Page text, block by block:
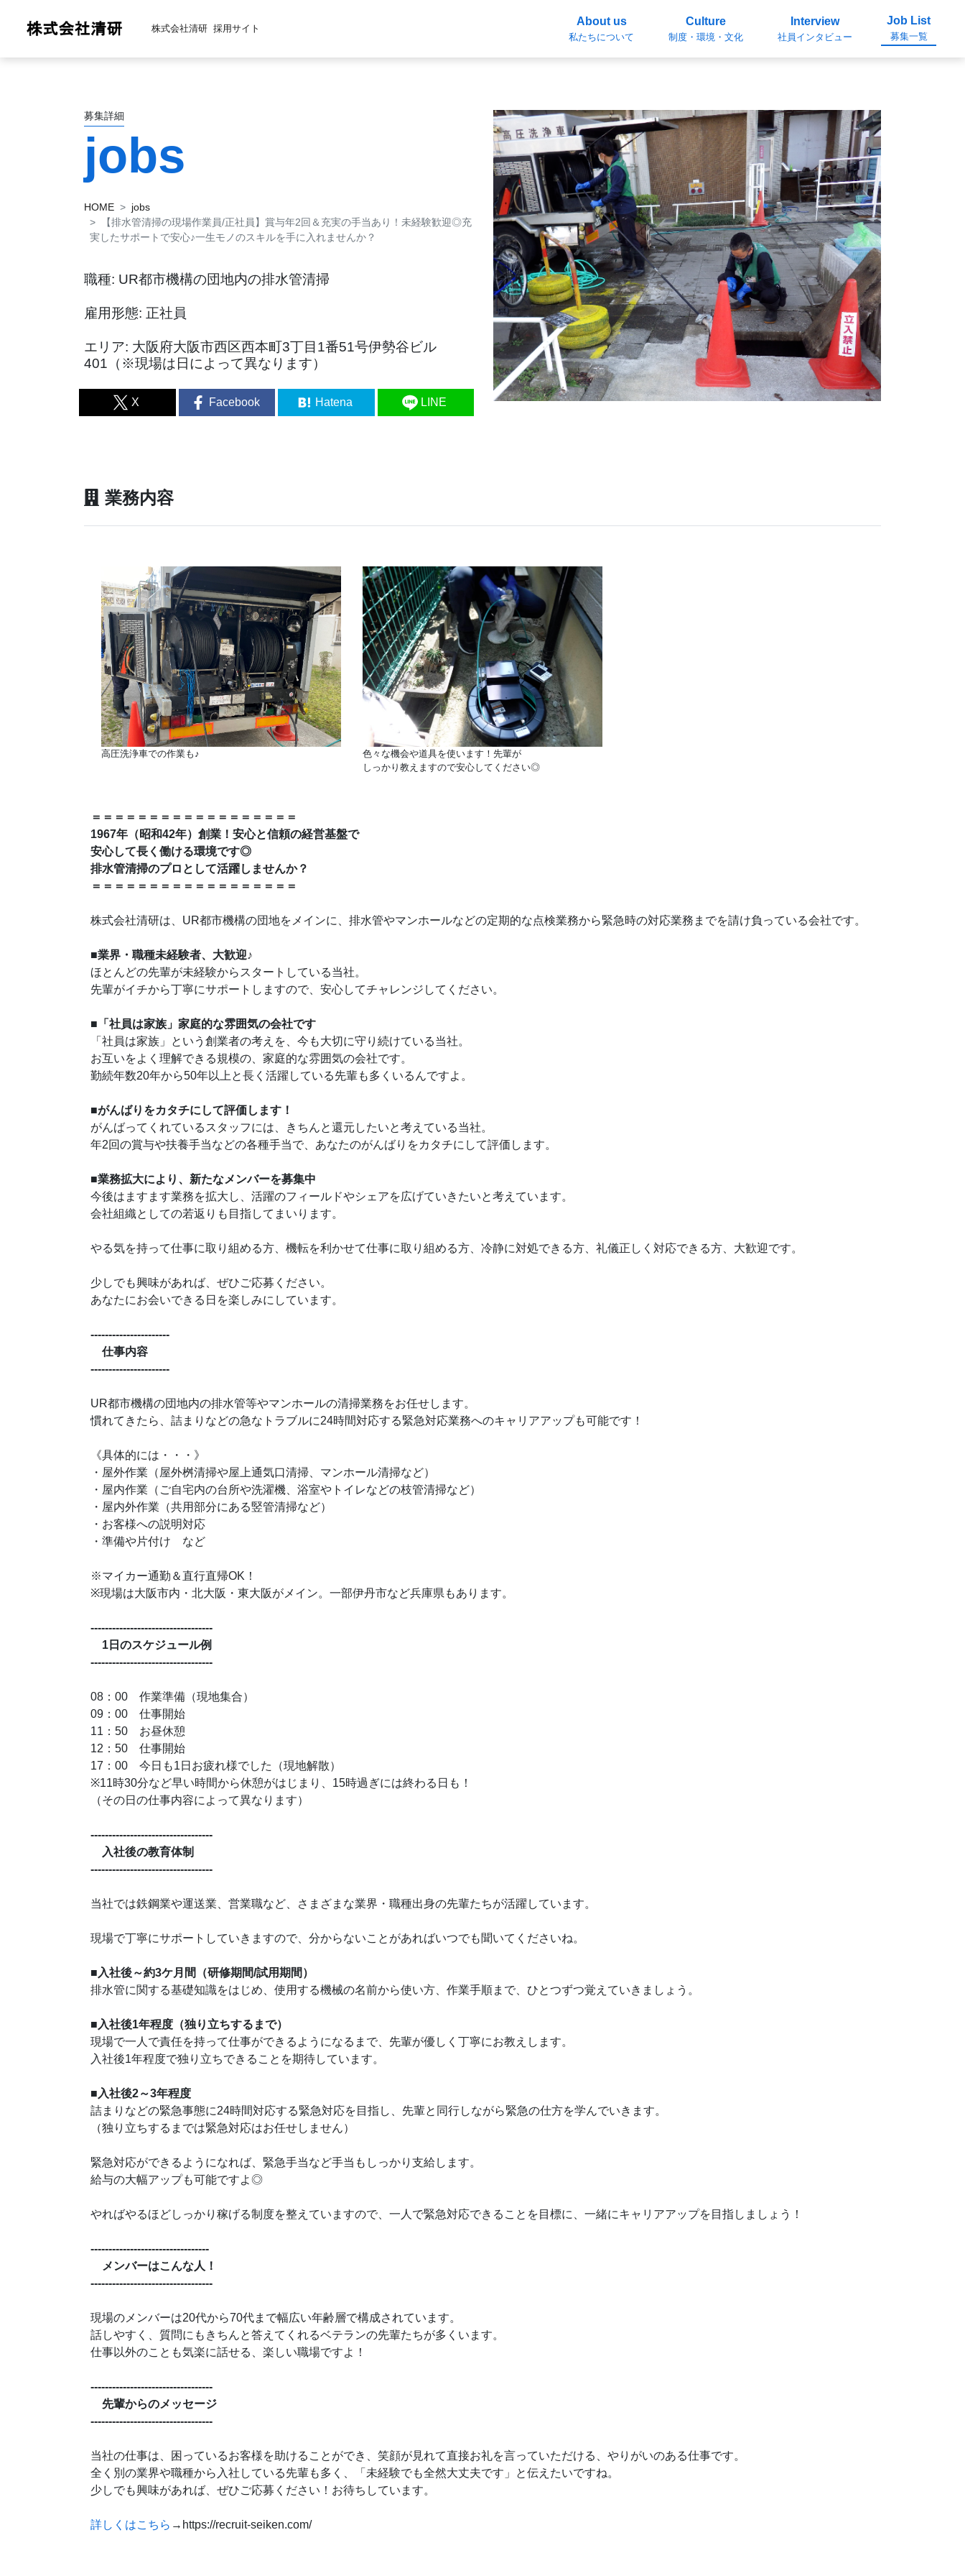
株式会社清研 採用サイト
About us
私たちについて
Culture
制度・環境・文化
Interview
社員インタビュー
Job List
募集一覧
募集詳細
jobs
HOME
jobs
【排水管清掃の現場作業員/正社員】賞与年2回＆充実の手当あり！未経験歓迎◎充
実したサポートで安心♪一生モノのスキルを手に入れませんか？
職種: UR都市機構の団地内の排水管清掃
雇用形態: 正社員
エリア: 大阪府大阪市西区西本町3丁目1番51号伊勢谷ビル
401（※現場は日によって異なります）
X Facebook Hatena LINE
業務内容
高圧洗浄車での作業も ♪
色々な機会や道具を使います！先輩が
しっかり教えますので安心してください◎
＝＝＝＝＝＝＝＝＝＝＝＝＝＝＝＝＝＝
1967年（昭和42年）創業！安心と信頼の経営基盤で
安心して長く働ける環境です◎
排水管清掃のプロとして活躍しませんか？
＝＝＝＝＝＝＝＝＝＝＝＝＝＝＝＝＝＝
株式会社清研は、UR都市機構の団地をメインに、排水管やマンホールなどの定期的な点検業務から緊急時の対応業務までを請け負っている会社です。
■業界・職種未経験者、大歓迎♪
ほとんどの先輩が未経験からスタートしている当社。
先輩がイチから丁寧にサポートしますので、安心してチャレンジしてください。
■「社員は家族」家庭的な雰囲気の会社です
「社員は家族」という創業者の考えを、今も大切に守り続けている当社。
お互いをよく理解できる規模の、家庭的な雰囲気の会社です。
勤続年数20年から50年以上と長く活躍している先輩も多くいるんですよ。
■がんばりをカタチにして評価します！
がんばってくれているスタッフには、きちんと還元したいと考えている当社。
年2回の賞与や扶養手当などの各種手当で、あなたのがんばりをカタチにして評価します。
■業務拡大により、新たなメンバーを募集中
今後はますます業務を拡大し、活躍のフィールドやシェアを広げていきたいと考えています。
会社組織としての若返りも目指してまいります。
やる気を持って仕事に取り組める方、機転を利かせて仕事に取り組める方、冷静に対処できる方、礼儀正しく対応できる方、大歓迎です。
少しでも興味があれば、ぜひご応募ください。
あなたにお会いできる日を楽しみにしています。
----------------------
仕事内容
----------------------
UR都市機構の団地内の排水管等やマンホールの清掃業務をお任せします。
慣れてきたら、詰まりなどの急なトラブルに24時間対応する緊急対応業務へのキャリアアップも可能です！
《具体的には・・・》
・屋外作業（屋外桝清掃や屋上通気口清掃、マンホール清掃など）
・屋内作業（ご自宅内の台所や洗濯機、浴室やトイレなどの枝管清掃など）
・屋内外作業（共用部分にある竪管清掃など）
・お客様への説明対応
・準備や片付け など
※マイカー通勤＆直行直帰OK！
※現場は大阪市内・北大阪・東大阪がメイン。一部伊丹市など兵庫県もあります。
----------------------------------
1日のスケジュール例
----------------------------------
08：00 作業準備（現地集合）
09：00 仕事開始
11：50 お昼休憩
12：50 仕事開始
17：00 今日も1日お疲れ様でした（現地解散）
※11時30分など早い時間から休憩がはじまり、15時過ぎには終わる日も！
（その日の仕事内容によって異なります）
----------------------------------
入社後の教育体制
----------------------------------
当社では鉄鋼業や運送業、営業職など、さまざまな業界・職種出身の先輩たちが活躍しています。
現場で丁寧にサポートしていきますので、分からないことがあればいつでも聞いてくださいね。
■入社後～約3ケ月間（研修期間/試用期間）
排水管に関する基礎知識をはじめ、使用する機械の名前から使い方、作業手順まで、ひとつずつ覚えていきましょう。
■入社後1年程度（独り立ちするまで）
現場で一人で責任を持って仕事ができるようになるまで、先輩が優しく丁寧にお教えします。
入社後1年程度で独り立ちできることを期待しています。
■入社後2～3年程度
詰まりなどの緊急事態に24時間対応する緊急対応を目指し、先輩と同行しながら緊急の仕方を学んでいきます。
（独り立ちするまでは緊急対応はお任せしません）
緊急対応ができるようになれば、緊急手当など手当もしっかり支給します。
給与の大幅アップも可能ですよ◎
やればやるほどしっかり稼げる制度を整えていますので、一人で緊急対応できることを目標に、一緒にキャリアアップを目指しましょう！
---------------------------------
メンバーはこんな人！
----------------------------------
現場のメンバーは20代から70代まで幅広い年齢層で構成されています。
話しやすく、質問にもきちんと答えてくれるベテランの先輩たちが多くいます。
仕事以外のことも気楽に話せる、楽しい職場ですよ！
----------------------------------
先輩からのメッセージ
----------------------------------
当社の仕事は、困っているお客様を助けることができ、笑顔が見れて直接お礼を言っていただける、やりがいのある仕事です。
全く別の業界や職種から入社している先輩も多く、「未経験でも全然大丈夫です」と伝えたいですね。
少しでも興味があれば、ぜひご応募ください！お待ちしています。
詳しくはこちら →https://recruit-seiken.com/